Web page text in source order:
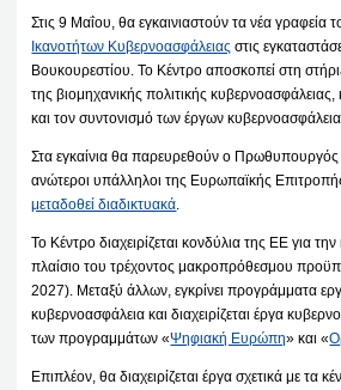
Στις 9 Μαΐου, θα εγκαινιαστούν τα νέα γραφεία
Ικανοτήτων Κυβερνοασφάλειας στις
Βουκουρεστίου. Το Κέντρο αποσκοπεί στη
της βιομηχανικής πολιτικής
και τον συντονισμό των έργων
Στα εγκαίνια θα παρευρεθούν ο Πρωθυπουργός
ανώτεροι υπάλληλοι της Ευρωπαϊκής
μεταδοθεί διαδικτυακά.
Το Κέντρο διαχειρίζεται κονδύλια της ΕΕ για
πλαίσιο του τρέχοντος μακροπρόθεσμου
2027). Μεταξύ άλλων, εγκρίνει προγράμματα
κυβερνοασφάλεια και διαχειρίζεται έργα
των προγραμμάτων «Ψηφιακή Ευρώπη» και «
Επιπλέον, θα διαχειρίζεται έργα σχετικά με τα